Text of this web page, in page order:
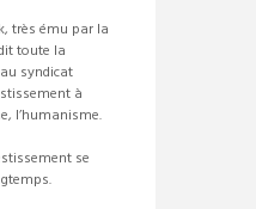
très ému par la
toute la
syndicat
à
l’humanisme.
se